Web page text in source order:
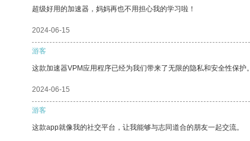
超级好用的加速器，妈妈再也不用担心我的学习啦！
2024-06-15
游客
这款加速器VPM应用程序已经为我们带来了无限的隐私和安全性保护。
2024-06-15
游客
这款app就像我的社交平台，让我能够与志同道合的朋友一起交流。